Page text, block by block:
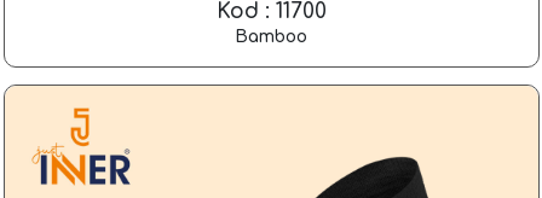
Kod : 11700
Bamboo